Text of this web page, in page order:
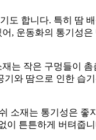
합니다. 특히 땀
, 운동화의 통기성
는 작은 구멍들이
와 땀으로 인한 습
소재는 통기성은
이 튼튼하게 버텨줍